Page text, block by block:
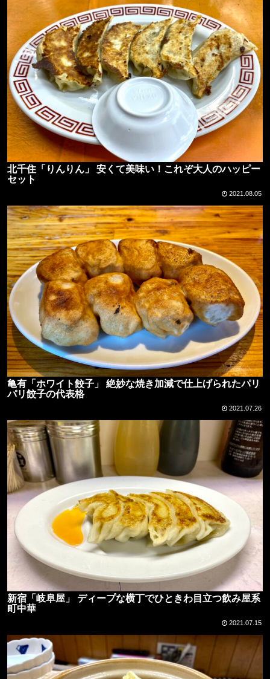
北千住「りんりん」 安くて美味い！これぞ大人のハッピー
セット
2021.08.05
亀有「ホワイト餃子」 絶妙な焼き加減で仕上げられたパリ
パリ餃子の代表格
2021.07.26
新宿「岐阜屋」 ディープな横丁でひときわ目立つ飲み屋系
町中華
2021.07.15